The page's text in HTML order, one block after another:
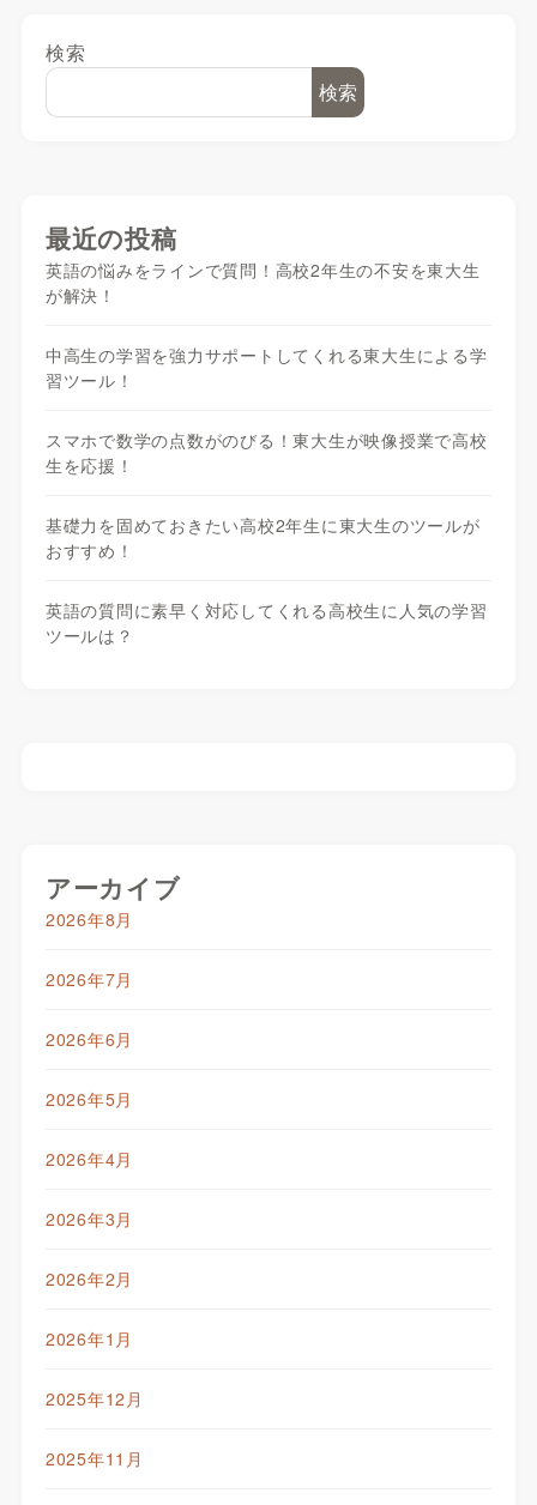
検索
検索
最近の投稿
英語の悩みをラインで質問！高校2年生の不安を東大生
が解決！
中高生の学習を強力サポートしてくれる東大生による学
習ツール！
スマホで数学の点数がのびる！東大生が映像授業で高校
生を応援！
基礎力を固めておきたい高校2年生に東大生のツールが
おすすめ！
英語の質問に素早く対応してくれる高校生に人気の学習
ツールは？
アーカイブ
2026年8月
2026年7月
2026年6月
2026年5月
2026年4月
2026年3月
2026年2月
2026年1月
2025年12月
2025年11月